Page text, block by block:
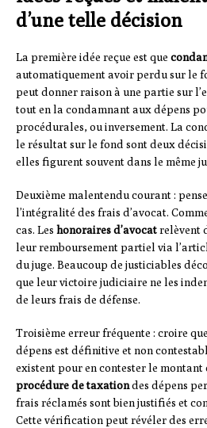
d’une telle décision
La première idée reçue est que
automatiquement avoir perdu sur le
peut donner raison à une partie sur
tout en la condamnant aux dépens
procédurales, ou inversement. La
le résultat sur le fond sont deux
elles figurent souvent dans le même
Deuxième malentendu courant :
l’intégralité des frais d’avocat.
cas. Les honoraires d’avocatrelèvent
leur remboursement partiel via
du juge. Beaucoup de justiciables
que leur victoire judiciaire ne les
de leurs frais de défense.
Troisième erreur fréquente : croire
dépens est définitive et non
existent pour en contester le
procédure de taxationdes dépens
frais réclamés sont bien justifiés et
Cette vérification peut révéler des